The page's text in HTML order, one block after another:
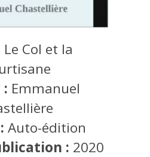
Le Col et la
Emmanuel
Auto-édition
: 2020